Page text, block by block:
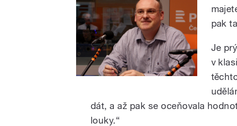
pak
Je
v
dát, a až pak se oceňovala
louky.“